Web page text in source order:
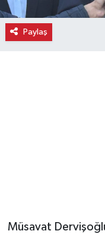
Paylaş
Müsavat
İlçe Haberleri
Siyaset